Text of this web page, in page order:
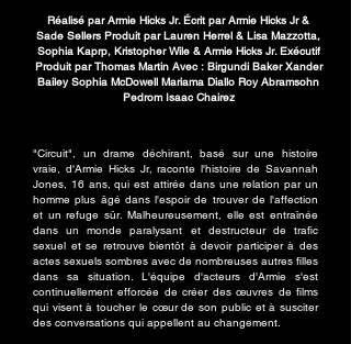
Réalisé par Armie Hicks Jr. Écrit par Armie Hicks Jr &
Sade Sellers Produit par Lauren Herrel & Lisa Mazzotta,
Sophia Kaprp, Kristopher Wile & Armie Hicks Jr. Exécutif
Produit par Thomas Martin Avec : Birgundi Baker Xander
Bailey Sophia McDowell Mariama Diallo Roy Abramsohn
Pedrom Isaac Chairez
"Circuit", un drame déchirant, basé sur une histoire
vraie, d'Armie Hicks Jr, raconte l'histoire de Savannah
Jones, 16 ans, qui est attirée dans une relation par un
homme plus âgé dans l'espoir de trouver de l'affection
et un refuge sûr. Malheureusement, elle est entraînée
dans un monde paralysant et destructeur de trafic
sexuel et se retrouve bientôt à devoir participer à des
actes sexuels sombres avec de nombreuses autres filles
dans sa situation. L'équipe d'acteurs d'Armie s'est
continuellement efforcée de créer des œuvres de films
qui visent à toucher le cœur de son public et à susciter
des conversations qui appellent au changement.